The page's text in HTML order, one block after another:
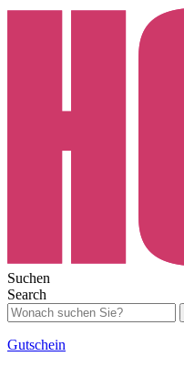
Suchen
Search
Gutschein